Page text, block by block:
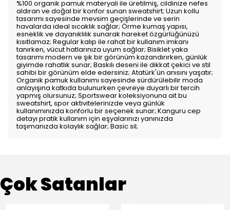
%100 organik pamuk materyali ile üretilmiş, cildinize nefes
aldıran ve doğal bir konfor sunan sweatshirt; Uzun kollu
tasarımı sayesinde mevsim geçişlerinde ve serin
havalarda ideal sıcaklık sağlar; Örme kumaş yapısı,
esneklik ve dayanıklılık sunarak hareket özgürlüğünüzü
kısıtlamaz; Regular kalıp ile rahat bir kullanım imkanı
tanırken, vücut hatlarınıza uyum sağlar; Bisiklet yaka
tasarımı modern ve şık bir görünüm kazandırırken, günlük
giyimde rahatlık sunar; Baskılı deseni ile dikkat çekici ve stil
sahibi bir görünüm elde edersiniz; Atatürk'ün anısını yaşatır;
Organik pamuk kullanımı sayesinde sürdürülebilir moda
anlayışına katkıda bulunurken çevreye duyarlı bir tercih
yapmış olursunuz; Sportswear koleksiyonuna ait bu
sweatshirt, spor aktivitelerinizde veya günlük
kullanımınızda konforlu bir seçenek sunar; Kanguru cep
detayı pratik kullanım için eşyalarınızı yanınızda
taşımanızda kolaylık sağlar; Basic sil;
Çok Satanlar